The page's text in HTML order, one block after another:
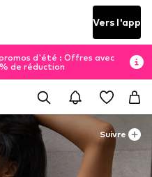
Vers l'app
d'été : Offres avec
de réduction
Suivre